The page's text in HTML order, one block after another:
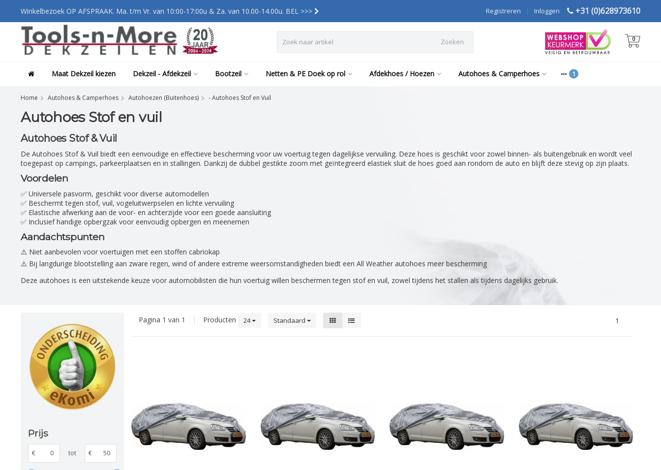
Winkelbezoek OP AFSPRAAK. Ma. t/m Vr. van 10:00-17:00u & Za. van 10.00-14.00u. BEL >>> +31 (0)628973610
Inloggen
|
Registreren
Zoeken 0
Maat Dekzeil kiezen Dekzeil - Afdekzeil Bootzeil Netten & PE Doek op rol Afdekhoes / Hoezen Autohoes & Camperhoes
Home Autohoes & Camperhoes Autohoezen (Buitenhoes) - Autohoes Stof en Vuil
Autohoes Stof en vuil
Autohoes Stof & Vuil
De Autohoes Stof & Vuil biedt een eenvoudige en effectieve bescherming voor uw voertuig tegen dagelijkse vervuiling. Deze hoes is geschikt voor zowel binnen- als buitengebruik en wordt veel
toegepast op campings, parkeerplaatsen en in stallingen. Dankzij de dubbel gestikte zoom met geïntegreerd elastiek sluit de hoes goed aan rondom de auto en blijft deze stevig op zijn plaats.
Voordelen
✅ Universele pasvorm, geschikt voor diverse automodellen
✅ Beschermt tegen stof, vuil, vogeluitwerpselen en lichte vervuiling
✅ Elastische afwerking aan de voor- en achterzijde voor een goede aansluiting
✅ Inclusief handige opbergzak voor eenvoudig opbergen en meenemen
Aandachtspunten
⚠️ Niet aanbevolen voor voertuigen met een stoffen cabriokap
⚠️ Bij langdurige blootstelling aan zware regen, wind of andere extreme weersomstandigheden biedt een All Weather autohoes meer bescherming
Deze autohoes is een uitstekende keuze voor automobilisten die hun voertuig willen beschermen tegen stof en vuil, zowel tijdens het stallen als tijdens dagelijks gebruik.
Prijs
€ tot €
Pagina 1 van 1 | Producten 24 Standaard 1